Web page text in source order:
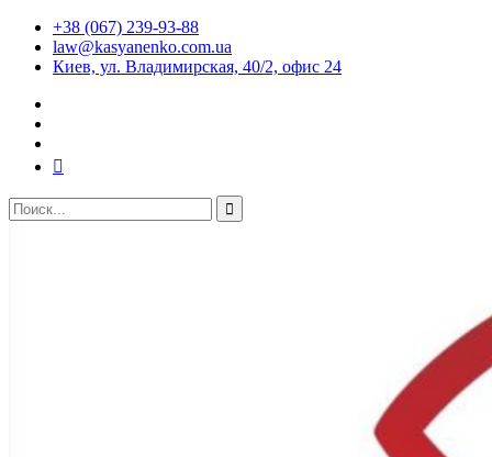
+38 (067) 239-93-88
law@kasyanenko.com.ua
Киев, ул. Владимирская, 40/2, офис 24